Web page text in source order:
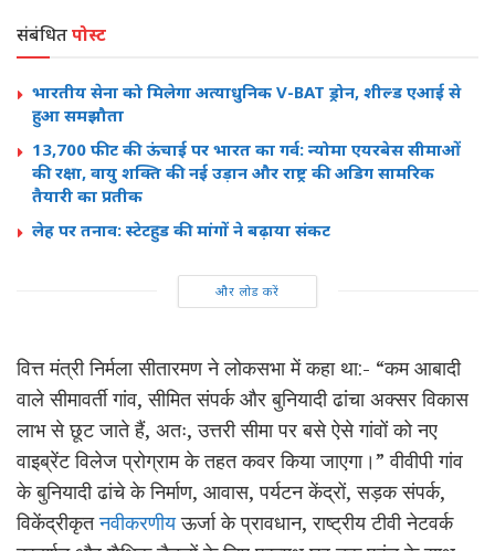
संबंधितपोस्ट
भारतीय सेना को मिलेगा अत्याधुनिक V-BAT ड्रोन, शील्ड एआई से
हुआ समझौता
13,700 फीट की ऊंचाई पर भारत का गर्व: न्योमा एयरबेस सीमाओं
की रक्षा, वायु शक्ति की नई उड़ान और राष्ट्र की अडिग सामरिक
तैयारी का प्रतीक
लेह पर तनाव: स्टेटहुड की मांगों ने बढ़ाया संकट
और लोड करें
वित्त मंत्री निर्मला सीतारमण ने लोकसभा में कहा था:- “कम आबादी
वाले सीमावर्ती गांव, सीमित संपर्क और बुनियादी ढांचा अक्सर विकास
लाभ से छूट जाते हैं, अतः, उत्तरी सीमा पर बसे ऐसे गांवों को नए
वाइब्रेंट विलेज प्रोग्राम के तहत कवर किया जाएगा।” वीवीपी गांव
के बुनियादी ढांचे के निर्माण, आवास, पर्यटन केंद्रों, सड़क संपर्क,
विकेंद्रीकृतनवीकरणीयऊर्जा के प्रावधान, राष्ट्रीय टीवी नेटवर्क